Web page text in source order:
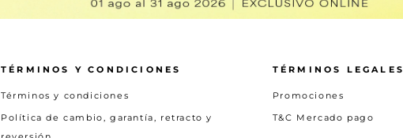
TÉRMINOS Y CONDICIONES
Términos y condiciones
Política de cambio, garantía, retracto y
TÉRMINOS LEGALES
Promociones
T&C Mercado pago